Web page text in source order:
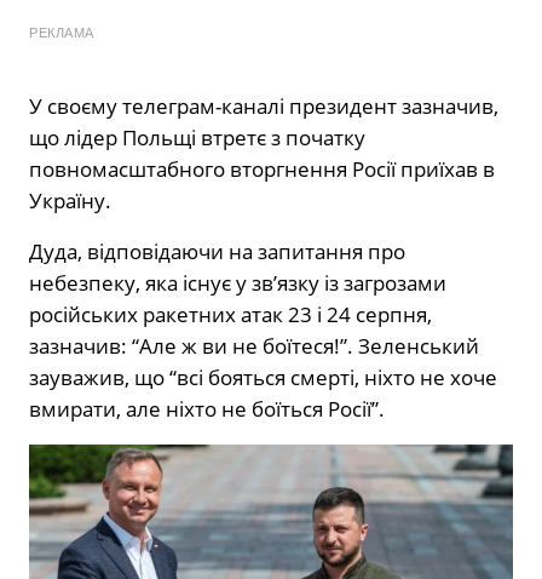
РЕКЛАМА
У своєму телеграм-каналі президент зазначив,
що лідер Польщі втретє з початку
повномасштабного вторгнення Росії приїхав в
Україну.
Дуда, відповідаючи на запитання про
небезпеку, яка існує у зв’язку із загрозами
російських ракетних атак 23 і 24 серпня,
зазначив: “Але ж ви не боїтеся!”. Зеленський
зауважив, що “всі бояться смерті, ніхто не хоче
вмирати, але ніхто не боїться Росії”.